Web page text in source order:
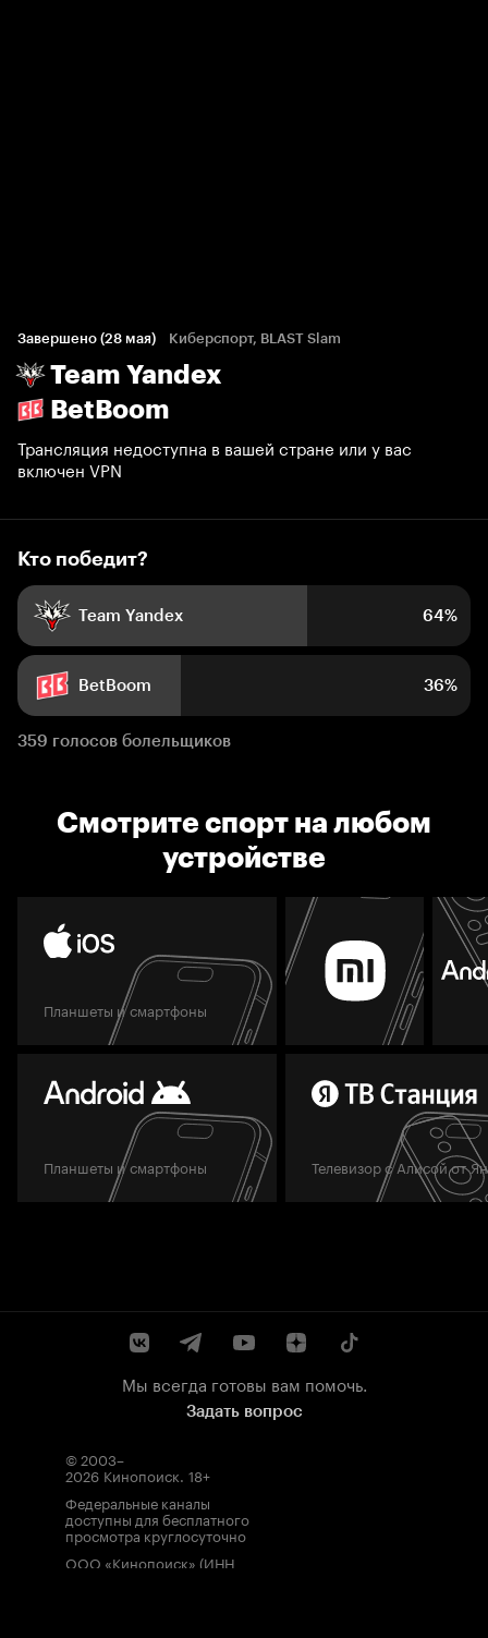
Завершено (28 мая) Киберспорт, BLAST Slam
Team Yandex
BetBoom
Трансляция недоступна в вашей стране или у вас
включен VPN
64%
Кто победит?
Team Yandex 64%
BetBoom 36%
359 голосов болельщиков
Смотрите спорт на любом
устройстве
Планшеты и смартфоны
Планшеты и смартфоны Телевизор с Алисой от
Мы всегда готовы вам помочь.
Задать вопрос
© 2003–
2026 Кинопоиск 18+
Федеральные каналы
доступны для бесплатного
просмотра круглосуточно
ООО «Кинопоиск» (ИНН